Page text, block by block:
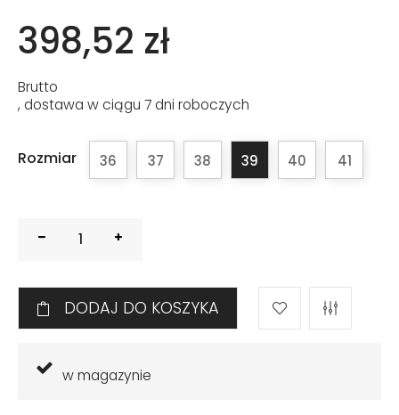
398,52 zł
Brutto
, dostawa w ciągu 7 dni roboczych
Rozmiar 36 37 38 39 40 41
DODAJ DO KOSZYKA
w magazynie